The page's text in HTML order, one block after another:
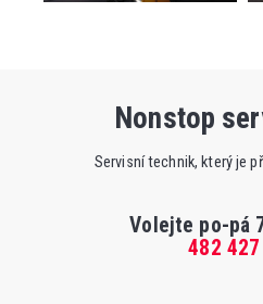
Nonstop
Servisní technik, který je
Volejte po-pá
482